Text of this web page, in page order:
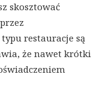
skosztować
restauracje są
że nawet krótki